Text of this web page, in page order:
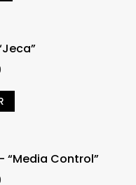
“Media Control”